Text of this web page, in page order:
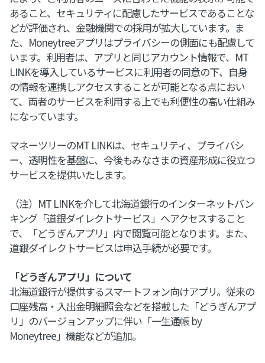
あること、セキュリティに配慮したサービスであることな
どが評価され、金融機関での採用が拡大しています。ま
た、Moneytreeアプリはプライバシーの側面にも配慮して
います。利用者は、アプリと同じアカウント情報で、MT
LINKを導入しているサービスに利用者の同意の下、自身
の情報を連携しアクセスすることが可能となる点におい
て、両者のサービスを利用する上でも利便性の高い仕組み
になっています。
マネーツリーのMT LINKは、セキュリティ、プライバシ
ー、透明性を基盤に、今後もみなさまの資産形成に役立つ
サービスを提供いたします。
（注）MT LINKを介して北海道銀行のインターネットバン
キング「道銀ダイレクトサービス」へアクセスすること
で、「どうぎんアプリ」内で閲覧可能となります。また、
道銀ダイレクトサービスは申込手続が必要です。
「どうぎんアプリ」について
北海道銀行が提供するスマートフォン向けアプリ。従来の
口座残高・入出金明細照会などを搭載した「どうぎんアプ
リ」のバージョンアップに伴い「一生通帳 by
Moneytree」機能などが追加。